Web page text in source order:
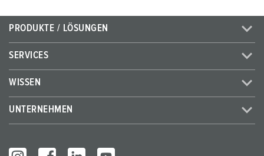
PRODUKTE / LÖSUNGEN
SERVICES
WISSEN
UNTERNEHMEN